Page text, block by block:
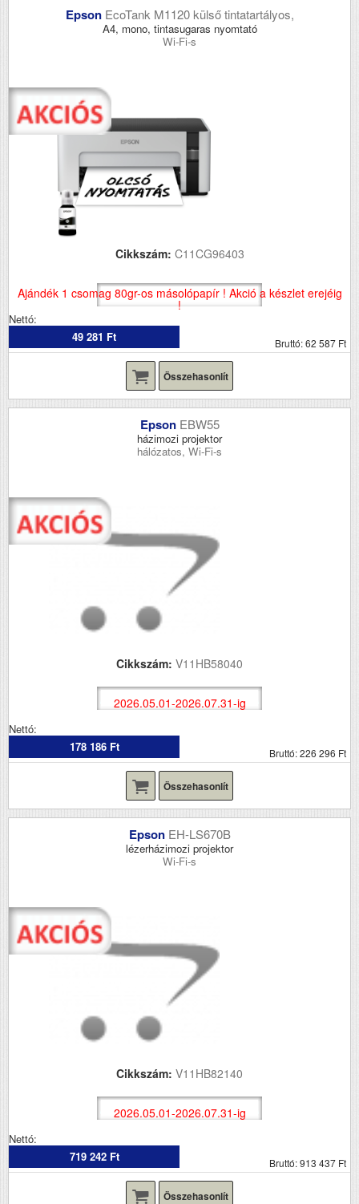
Epson EcoTank M1120 külső tintatartályos,
A4, mono, tintasugaras nyomtató
Wi-Fi-s
Cikkszám: C11CG96403
Ajándék 1 csomag 80gr-os másolópapír ! Akció a készlet erejéig
!
Nettó:
49 281 Ft
Bruttó: 62 587 Ft
Összehasonlít
Epson EBW55
házimozi projektor
hálózatos, Wi-Fi-s
Cikkszám: V11HB58040
2026.05.01-2026.07.31-ig
Nettó:
178 186 Ft
Bruttó: 226 296 Ft
Összehasonlít
Epson EH-LS670B
lézerházimozi projektor
Wi-Fi-s
Cikkszám: V11HB82140
2026.05.01-2026.07.31-ig
Nettó:
719 242 Ft
Bruttó: 913 437 Ft
Összehasonlít